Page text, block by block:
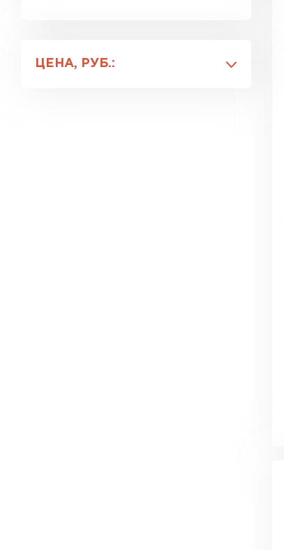
ЦЕНА, РУБ.:
Утеплитель Урса